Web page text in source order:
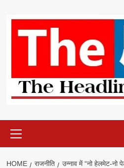
content
Menu
HOME राजनीति उन्नाव में “नो हेलमेट-नो